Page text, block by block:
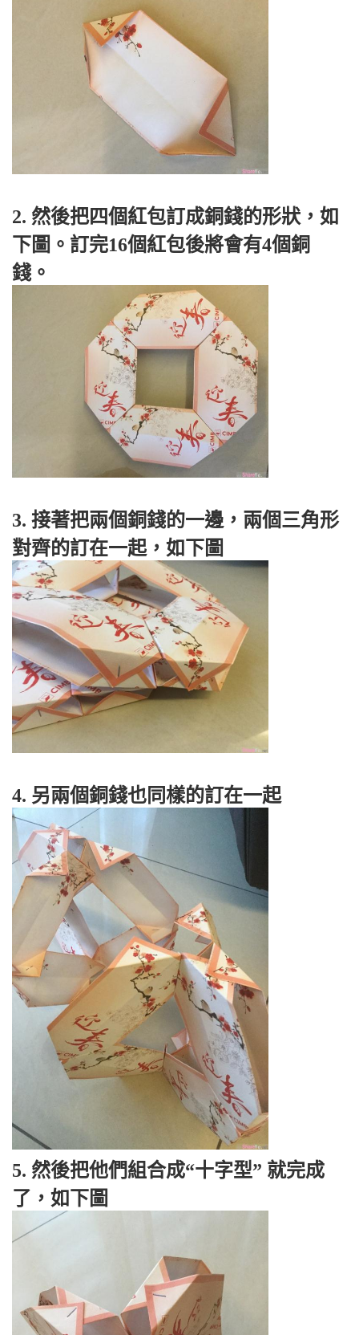
2. 然後把四個紅包訂成銅錢的形狀，如
下圖。訂完16個紅包後將會有4個銅
錢。
3. 接著把兩個銅錢的一邊，兩個三角形
對齊的訂在一起，如下圖
4. 另兩個銅錢也同樣的訂在一起
5. 然後把他們組合成“十字型” 就完成
了，如下圖